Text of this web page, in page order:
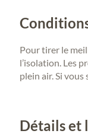
Pour tirer le
l’isolation. Les
plein air. Si
Détails et